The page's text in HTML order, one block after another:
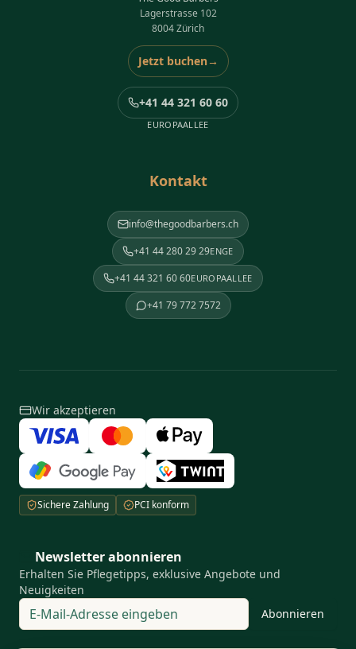
Lagerstrasse 102
8004 Zürich
Jetzt buchen→
+41 44 321 60 60
EUROPAALLEE
Kontakt
info@thegoodbarbers.ch
+41 44 280 29 29ENGE
+41 44 321 60 60EUROPAALLEE
+41 79 772 7572
Wir akzeptieren
Sichere Zahlung PCI konform
Newsletter abonnieren
Erhalten Sie Pflegetipps, exklusive Angebote und
Neuigkeiten
Abonnieren